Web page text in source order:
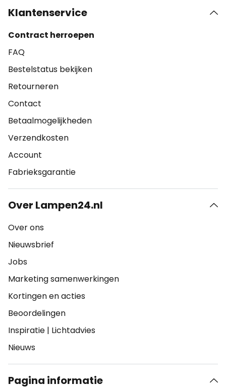
Klantenservice
Contract herroepen
FAQ
Bestelstatus bekijken
Retourneren
Contact
Betaalmogelijkheden
Verzendkosten
Account
Fabrieksgarantie
Over Lampen24.nl
Over ons
Nieuwsbrief
Jobs
Marketing samenwerkingen
Kortingen en acties
Beoordelingen
Inspiratie | Lichtadvies
Nieuws
Pagina informatie